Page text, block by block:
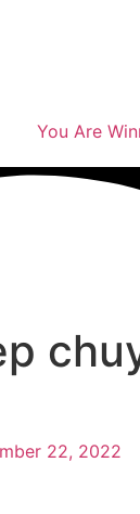
You Are
22, 2022